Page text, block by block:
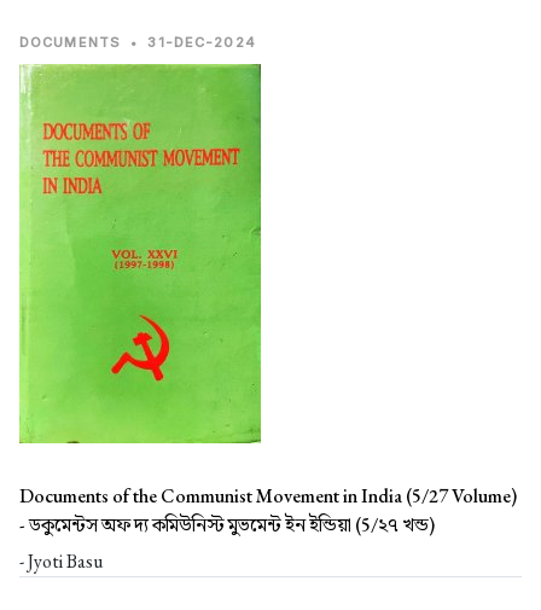
DOCUMENTS • 31-DEC-2024
Documents of the Communist Movement in India (5/27 Volume)
-ডকুমেন্টস অফ দ্য কমিউনিস্ট মুভমেন্ট ইন ইন্ডিয়া (5/২৭ খন্ড)
- Jyoti Basu